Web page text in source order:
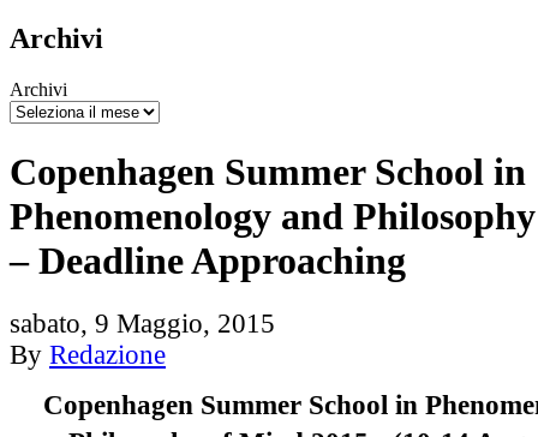
Archivi
Archivi
Copenhagen Summer School in
Phenomenology and
– Deadline Approaching
sabato, 9 Maggio, 2015
By Redazione
Copenhagen Summer School in